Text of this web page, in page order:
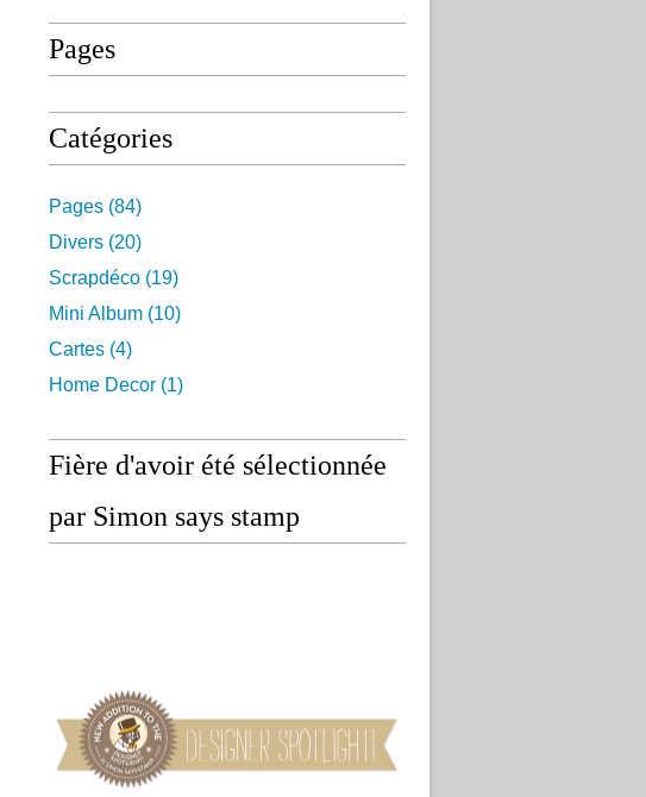
Pages
Catégories
Pages (84)
Divers (20)
Scrapdéco (19)
Mini Album (10)
Cartes (4)
Home Decor (1)
Fière d'avoir été sélectionnée
par Simon says stamp